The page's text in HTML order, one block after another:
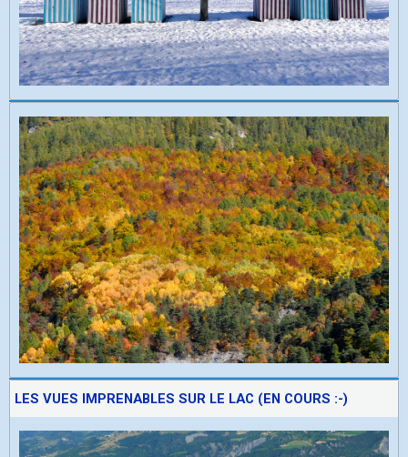
LES VUES IMPRENABLES SUR LE LAC (EN COURS :-)